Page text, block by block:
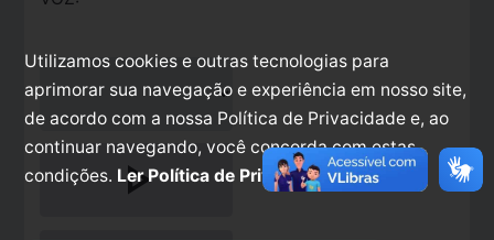
play_arrow
Utilizamos cookies e outras tecnologias para
aprimorar sua navegação e experiência em nosso site,
de acordo com a nossa Política de Privacidade e, ao
continuar navegando, você concorda com estas
condições. Ler Política de Privacidade.